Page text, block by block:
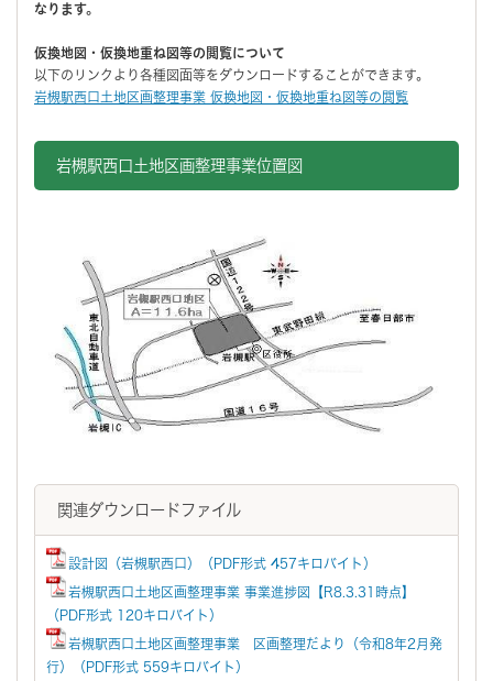
なります。
仮換地図・仮換地重ね図等の閲覧について
以下のリンクより各種図面等をダウンロードすることができます。
岩槻駅西口土地区画整理事業 仮換地図・仮換地重ね図等の閲覧
岩槻駅西口土地区画整理事業位置図
関連ダウンロードファイル
設計図（岩槻駅西口）（PDF形式 457キロバイト）
岩槻駅西口土地区画整理事業 事業進捗図【R8.3.31時点】
（PDF形式 120キロバイト）
岩槻駅西口土地区画整理事業 区画整理だより（令和8年2月発
行）（PDF形式 559キロバイト）